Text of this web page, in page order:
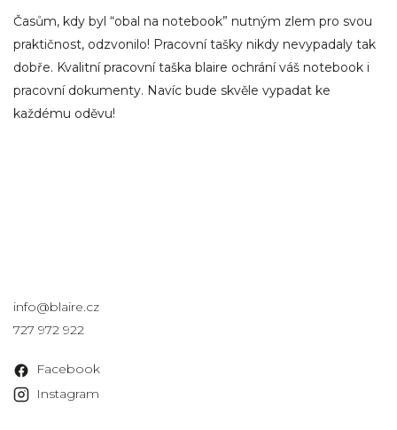
Časům, kdy byl “obal na notebook” nutným zlem pro svou
praktičnost, odzvonilo! Pracovní tašky nikdy nevypadaly tak
dobře. Kvalitní pracovní taška blaire ochrání váš notebook i
pracovní dokumenty. Navíc bude skvěle vypadat ke
každému oděvu!
info@blaire.cz
727 972 922
Facebook
Instagram